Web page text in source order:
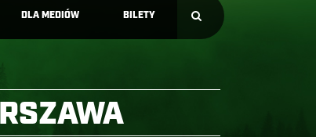
DLA MEDIÓW BILETY